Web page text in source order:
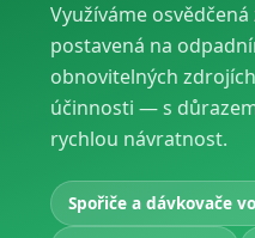
Využíváme
postavená na
obnovitelných
účinnosti — s
rychlou návratnost.
Spořiče a dávkovače